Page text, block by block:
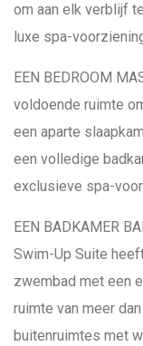
om aan elk verblijf
luxe spa-
EEN BEDROOM
voldoende ruimte
een aparte
een volledige
exclusieve spa-
EEN BADKAMER
Swim-Up Suite
zwembad met een
ruimte van meer
buitenruimtes met